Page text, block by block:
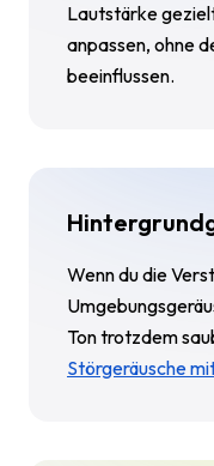
Lautstärke
anpassen, ohne
beeinflussen.
Wenn du die
Ton trotzdem
Störgeräusche